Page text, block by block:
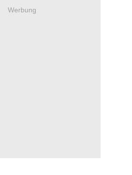
Werbung